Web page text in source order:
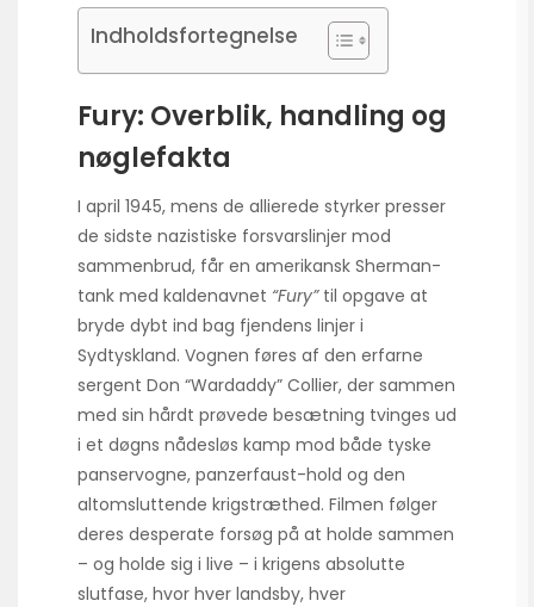
Indholdsfortegnelse
Fury: Overblik, handling og
nøglefakta
I april 1945, mens de allierede styrker presser
de sidste nazistiske forsvarslinjer mod
sammenbrud, får en amerikansk Sherman-
tank med kaldenavnet “Fury”til opgave at
bryde dybt ind bag fjendens linjer i
Sydtyskland. Vognen føres af den erfarne
sergent Don “Wardaddy” Collier, der sammen
med sin hårdt prøvede besætning tvinges ud
i et døgns nådesløs kamp mod både tyske
panservogne, panzerfaust-hold og den
altomsluttende krigstræthed. Filmen følger
deres desperate forsøg på at holde sammen
– og holde sig i live – i krigens absolutte
slutfase, hvor hver landsby, hver